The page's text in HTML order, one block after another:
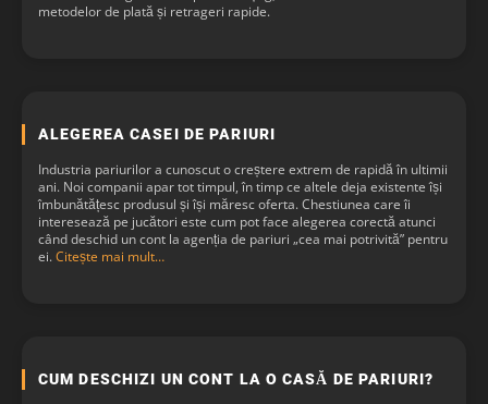
metodelor de plată și retrageri rapide.
ALEGEREA CASEI DE PARIURI
Industria pariurilor a cunoscut o creștere extrem de rapidă în ultimii
ani. Noi companii apar tot timpul, în timp ce altele deja existente își
îmbunătățesc produsul și își măresc oferta. Chestiunea care îi
interesează pe jucători este cum pot face alegerea corectă atunci
când deschid un cont la agenția de pariuri „cea mai potrivită” pentru
ei.Citește mai mult…
CUM DESCHIZI UN CONT LA O CASĂ DE PARIURI?